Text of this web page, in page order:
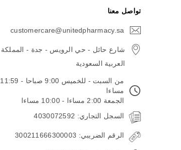
تواصل معنا
customercare@unitedpharmacy.sa
شارع حائل - حي الرويس - جدة - المملكة
العربية السعودية
من السبت - للخميس 9:00 صباحا - 11:59
مساءا
الجمعة 2:00 مساءا - 10:00 مساءا
السجل التجاري: 4030072592
الرقم الضريبي: 300211666300003